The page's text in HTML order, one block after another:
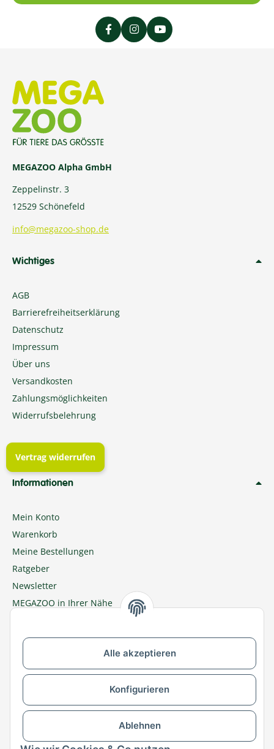
Alle akzeptieren
Konfigurieren
Ablehnen
MEGAZOO Alpha GmbH
Zeppelinstr. 3
12529 Schönefeld
info@megazoo-shop.de
Wichtiges
AGB
Barrierefreiheitserklärung
Datenschutz
Impressum
Über uns
Versandkosten
Zahlungsmöglichkeiten
Widerrufsbelehrung
Vertrag widerrufen
Informationen
Mein Konto
Warenkorb
Meine Bestellungen
Ratgeber
Newsletter
MEGAZOO in Ihrer Nähe
Zu MEGAZOO-nord.de wechseln
Versandpartner & Zahlungsmöglichkeiten